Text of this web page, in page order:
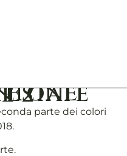
parte 2
parte dei colori